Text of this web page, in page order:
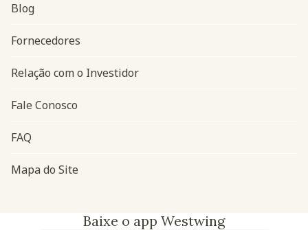
Navegação do rodapé
Blog
Fornecedores
Relação com o Investidor
Fale Conosco
FAQ
Mapa do Site
Baixe o app Westwing